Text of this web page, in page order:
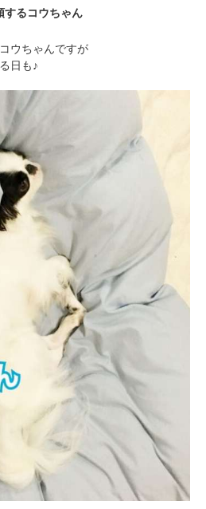
するコウちゃん
ウちゃんですが
日も♪